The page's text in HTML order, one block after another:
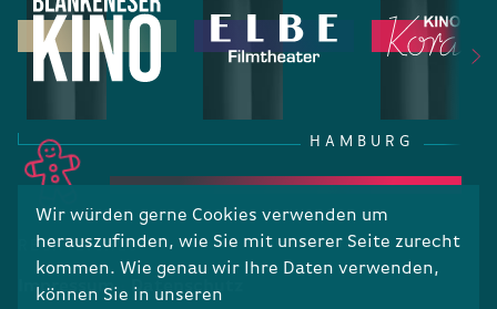
Wir würden gerne Cookies verwenden um
herauszufinden, wie Sie mit unserer Seite zurecht
kommen. Wie genau wir Ihre Daten verwenden,
können Sie in unseren
HAMBURG
RECHTLICHES
Impressum Datenschutz